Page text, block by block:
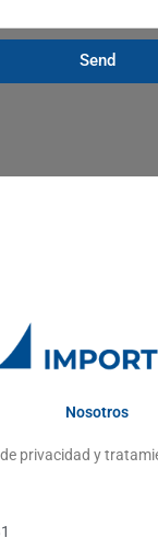
Send
Nosotros
privacidad y